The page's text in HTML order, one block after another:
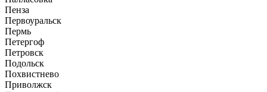
Пенза
Первоуральск
Пермь
Петергоф
Петровск
Подольск
Похвистнево
Приволжск